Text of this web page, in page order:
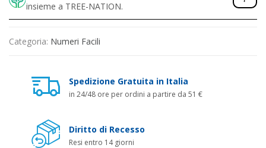
insieme a TREE-NATION.
Categoria: Numeri Facili
Spedizione Gratuita in Italia
in 24/48 ore per ordini a partire da 51 €
Diritto di Recesso
Resi entro 14 giorni